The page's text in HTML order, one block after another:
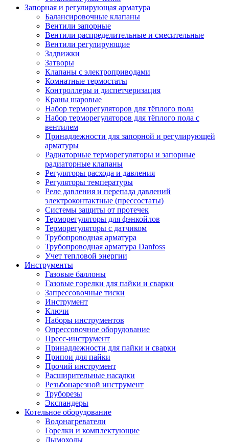
Запорная и регулирующая арматура
Балансировочные клапаны
Вентили запорные
Вентили распределительные и смесительные
Вентили регулирующие
Задвижки
Затворы
Клапаны с электроприводами
Комнатные термостаты
Контроллеры и диспетчеризация
Краны шаровые
Набор терморегуляторов для тёплого пола
Набор терморегуляторов для тёплого пола с
вентилем
Принадлежности для запорной и регулирующей
арматуры
Радиаторные терморегуляторы и запорные
радиаторные клапаны
Регуляторы расхода и давления
Регуляторы температуры
Реле давления и перепада давлений
электроконтактные (прессостаты)
Системы защиты от протечек
Терморегуляторы для фэнкойлов
Терморегуляторы с датчиком
Трубопроводная арматура
Трубопроводная арматура Danfoss
Учет тепловой энергии
Инструменты
Газовые баллоны
Газовые горелки для пайки и сварки
Запрессовочные тиски
Инструмент
Ключи
Наборы инструментов
Опрессовочное оборудование
Пресс-инструмент
Принадлежности для пайки и сварки
Припои для пайки
Прочий инструмент
Расширительные насадки
Резьбонарезной инструмент
Труборезы
Экспандеры
Котельное оборудование
Водонагреватели
Горелки и комплектующие
Дымоходы